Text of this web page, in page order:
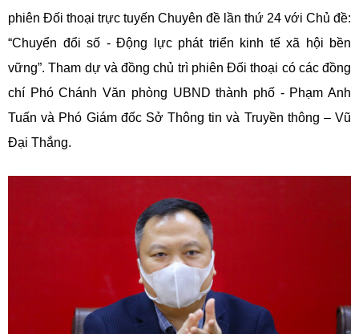
phiên Đối thoại trực tuyến Chuyên đề lần thứ 24 với Chủ đề:
“Chuyển đổi số - Động lực phát triển kinh tế xã hội bền
vững”. Tham dự và đồng chủ trì phiên Đối thoại có các đồng
chí Phó Chánh Văn phòng UBND thành phố - Phạm Anh
Tuấn và Phó Giám đốc Sở Thông tin và Truyền thông – Vũ
Đại Thắng.